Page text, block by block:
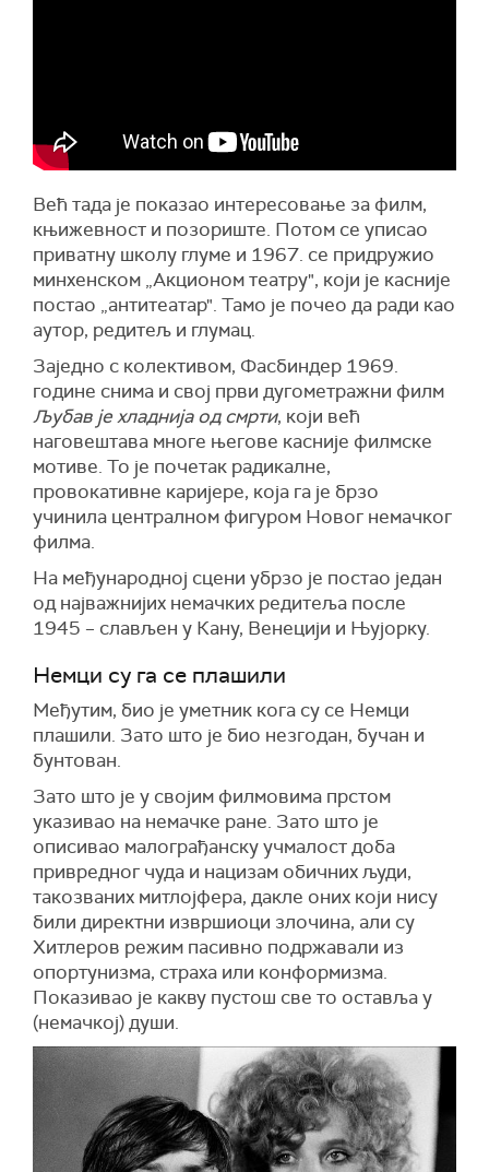
Већ тада је показао интересовање за филм,
књижевност и позориште. Потом се уписао
приватну школу глуме и 1967. се придружио
минхенском „Акционом театру", који је касније
постао „антитеатар". Тамо је почео да ради као
аутор, редитељ и глумац.
Заједно с колективом, Фасбиндер 1969.
године снима и свој први дугометражни филм
Љубав је хладнија од смрти, који већ
наговештава многе његове касније филмске
мотиве. То је почетак радикалне,
провокативне каријере, која га је брзо
учинила централном фигуром Новог немачког
филма.
На међународној сцени убрзо је постао један
од најважнијих немачких редитеља после
1945 – слављен у Кану, Венецији и Њујорку.
Немци су га се плашили
Међутим, био је уметник кога су се Немци
плашили. Зато што је био незгодан, бучан и
бунтован.
Зато што је у својим филмовима прстом
указивао на немачке ране. Зато што је
описивао малограђанску учмалост доба
привредног чуда и нацизам обичних људи,
такозваних митлојфера, дакле оних који нису
били директни извршиоци злочина, али су
Хитлеров режим пасивно подржавали из
опортунизма, страха или конформизма.
Показивао је какву пустош све то оставља у
(немачкој) души.